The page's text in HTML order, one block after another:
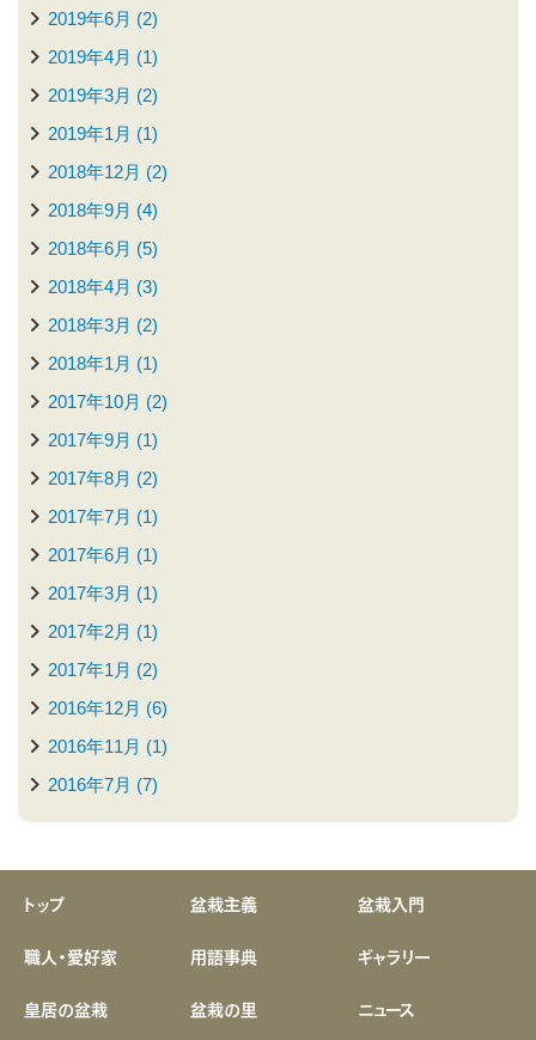
2019年6月 (2)
2019年4月 (1)
2019年3月 (2)
2019年1月 (1)
2018年12月 (2)
2018年9月 (4)
2018年6月 (5)
2018年4月 (3)
2018年3月 (2)
2018年1月 (1)
2017年10月 (2)
2017年9月 (1)
2017年8月 (2)
2017年7月 (1)
2017年6月 (1)
2017年3月 (1)
2017年2月 (1)
2017年1月 (2)
2016年12月 (6)
2016年11月 (1)
2016年7月 (7)
トップ 盆栽主義
盆栽入門
職人・愛好家
用語事典
ギャラリー
皇居の盆栽
盆栽の里 ニュース